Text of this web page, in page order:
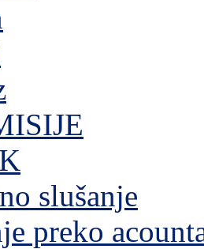
slušanje
preko